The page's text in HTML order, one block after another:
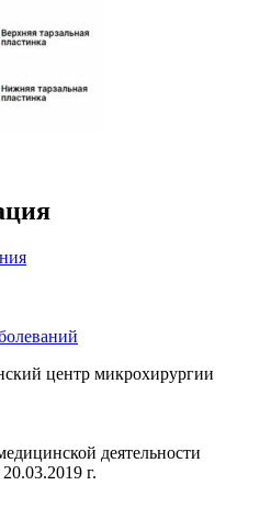
центр микрохирургии
деятельности
г.